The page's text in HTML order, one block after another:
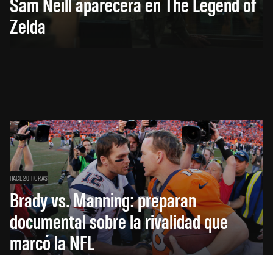
Zelda
HACE 20 HORAS
Brady vs. Manning: preparan
documental sobre la rivalidad que
marcó la NFL